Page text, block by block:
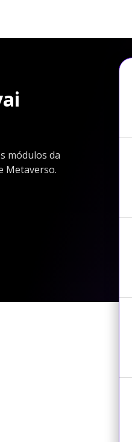
módulos da
Metaverso.